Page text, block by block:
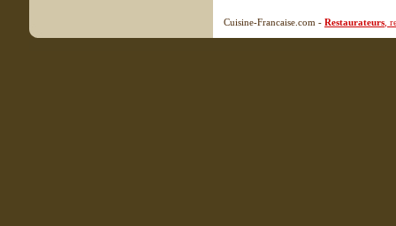
Cuisine-Francaise.com - Restaurateurs ,